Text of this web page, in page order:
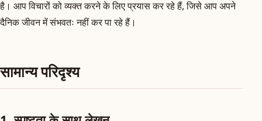
है। आप विचारों को व्यक्त करने के लिए प्रयास कर रहे हैं, जिसे आप अपने
दैनिक जीवन में संभवतः नहीं कर पा रहे हैं।
सामान्य परिदृश्य